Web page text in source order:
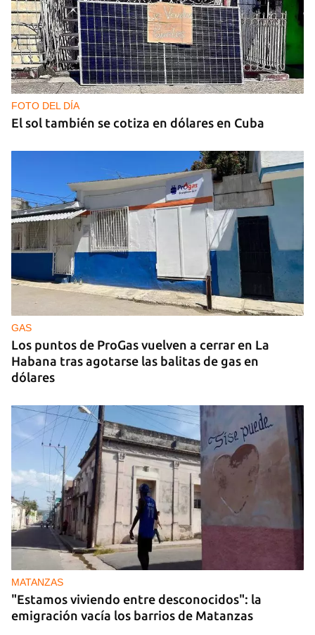
FOTO DEL DÍA
El sol también se cotiza en dólares en Cuba
GAS
Los puntos de ProGas vuelven a cerrar en La
Habana tras agotarse las balitas de gas en
dólares
MATANZAS
"Estamos viviendo entre desconocidos": la
emigración vacía los barrios de Matanzas